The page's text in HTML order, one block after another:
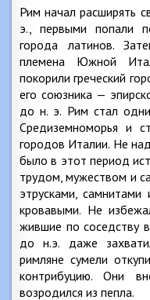
Рим начал расширять
э., первыми попали
города латинов.
племена Южной
покорили греческий
его союзника —
до н. э. Рим стал
Средиземноморья и
городов Италии. Не
было в этот период
трудом, мужеством и
этрусками,
кровавыми. Не
жившие по соседству
до н.э. даже
римляне сумели
контрибуцию. Они
возродился из пепла.